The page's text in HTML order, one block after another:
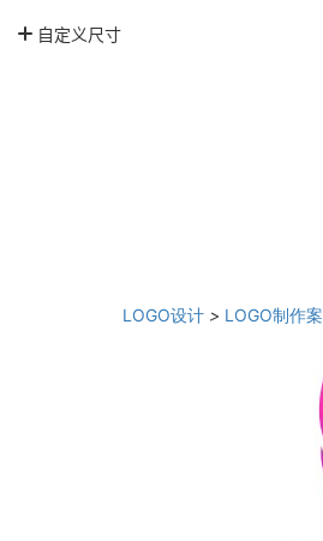
LOGO设计 > LOGO制作